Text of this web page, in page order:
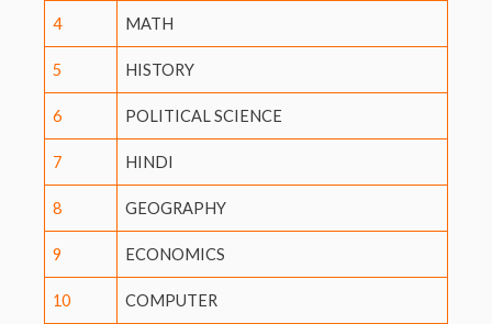
4 MATH
5 HISTORY
6 POLITICAL SCIENCE
7 HINDI
8 GEOGRAPHY
9 ECONOMICS
10 COMPUTER